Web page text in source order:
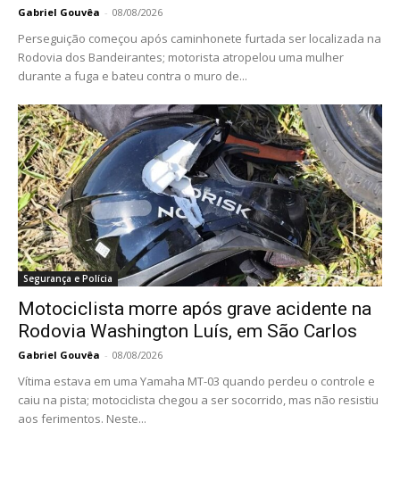
Gabriel Gouvêa - 08/08/2026
Perseguição começou após caminhonete furtada ser localizada na
Rodovia dos Bandeirantes; motorista atropelou uma mulher
durante a fuga e bateu contra o muro de...
Segurança e Polícia
Motociclista morre após grave acidente na
Rodovia Washington Luís, em São Carlos
Gabriel Gouvêa - 08/08/2026
Vítima estava em uma Yamaha MT-03 quando perdeu o controle e
caiu na pista; motociclista chegou a ser socorrido, mas não resistiu
aos ferimentos. Neste...